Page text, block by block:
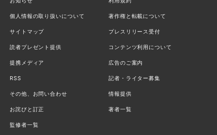
個人情報の取り扱いについて 著作権と転載について
サイトマップ プレスリリース受付
読者プレゼント提供 コンテンツ利用について
提携メディア 広告のご案内
RSS 記者・ライター募集
その他、お問い合わせ 情報提供
お詫びと訂正 著者一覧
監修者一覧